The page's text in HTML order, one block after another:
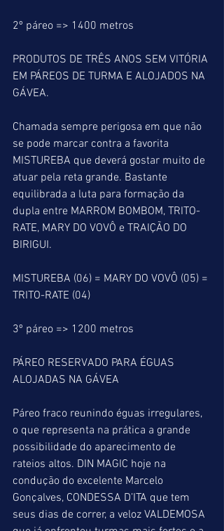
2º páreo => 1400 metros
PRODUTOS DE TRÊS ANOS SEM VITÓRIA
EM PÁREOS DE TURMA E ALOJADOS NA
GÁVEA.
Chamada sempre perigosa em que não
se pode marcar contra a favorita
MISTUREBA que deverá gostar muito de
atuar pela reta grande. Bastante
equilibrada a luta para formação da
dupla entre MARROM BOMBOM, TRITO-
RATE, MARY DO VOVÔ e TRAIÇÃO DO
BIRIGUI.
MISTUREBA (06) = MARY DO VOVÔ (05) =
TRITO-RATE (04)
3º páreo => 1200 metros
PÁREO RESERVADO PARA ÉGUAS
ALOJADAS NA GÁVEA
Páreo fraco reunindo éguas irregulares,
o que representa na prática a grande
possibilidade do aparecimento de
rateios altos. DIN MAGIC hoje na
condução do excelente Marcelo
Gonçalves, CONDESSA D’ITA que tem
seus dias de correr, a veloz VALDEMOSA